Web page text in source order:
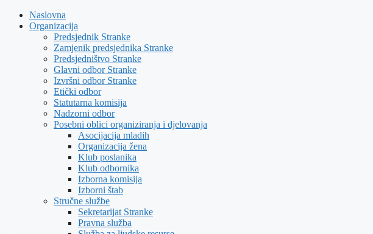
Naslovna
Organizacija
Predsjednik Stranke
Zamjenik predsjednika Stranke
Predsjedništvo Stranke
Glavni odbor Stranke
Izvršni odbor Stranke
Etički odbor
Statutarna komisija
Nadzorni odbor
Posebni oblici organiziranja i djelovanja
Asocijacija mladih
Organizacija žena
Klub poslanika
Klub odbornika
Izborna komisija
Izborni štab
Stručne službe
Sekretarijat Stranke
Pravna služba